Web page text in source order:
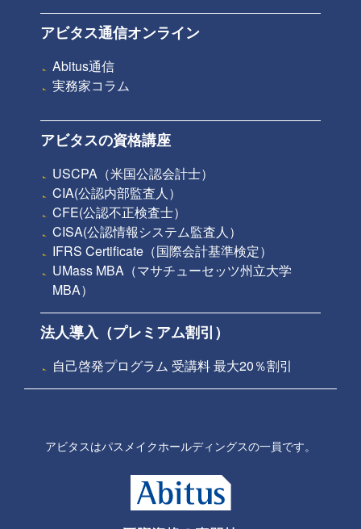
アビタス通信オンライン
Abitus通信
実務家コラム
アビタスの資格講座
USCPA（米国公認会計士）
CIA(公認内部監査人）
CFE(公認不正検査士）
CISA(公認情報システム監査人）
IFRS Certificate（国際会計基準検定）
UMass MBA（マサチューセッツ州立大学
MBA）
法人導入（プレミアム割引）
自己啓発プログラム 受講料 最大20％割引
アビタスはパスメイクホールディングスの一員です。